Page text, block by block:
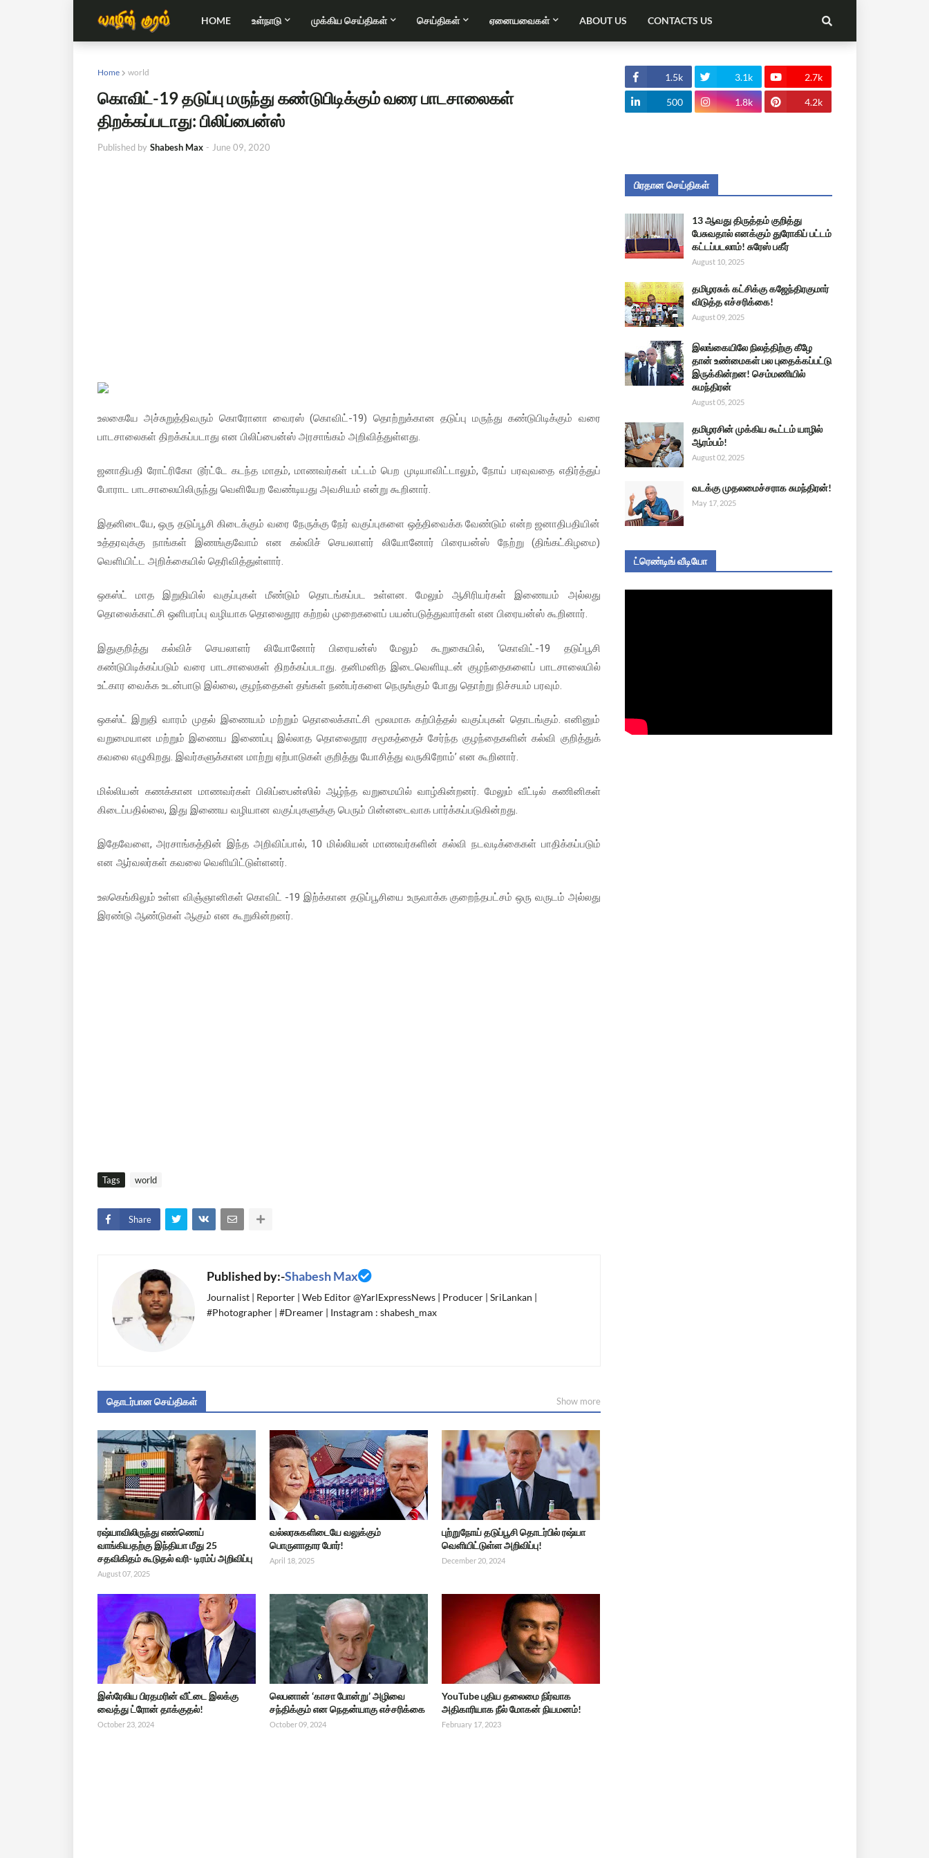
HOME உள்நாடு முக்கிய செய்திகள் செய்திகள் ஏனையவைகள் ABOUT US CONTACTS US
Home world
கொவிட்-19 தடுப்பு மருந்து கண்டுபிடிக்கும் வரை பாடசாலைகள்
திறக்கப்படாது: பிலிப்பைன்ஸ்
Published by Shabesh Max - June 09, 2020
உலகையே அச்சுறுத்திவரும் கொரோனா வைரஸ் (கொவிட்-19) தொற்றுக்கான தடுப்பு மருந்து கண்டுபிடிக்கும் வரை
பாடசாலைகள் திறக்கப்படாது என பிலிப்பைன்ஸ் அரசாங்கம் அறிவித்துள்ளது.
ஜனாதிபதி ரோட்ரிகோ டூர்ட்டே கடந்த மாதம், மாணவர்கள் பட்டம் பெற முடியாவிட்டாலும், நோய் பரவுவதை எதிர்த்துப்
போராட பாடசாலையிலிருந்து வெளியேற வேண்டியது அவசியம் என்று கூறினார்.
இதனிடையே, ஒரு தடுப்பூசி கிடைக்கும் வரை நேருக்கு நேர் வகுப்புகளை ஒத்திவைக்க வேண்டும் என்ற ஜனாதிபதியின்
உத்தரவுக்கு நாங்கள் இணங்குவோம் என கல்விச் செயலாளர் லியோனோர் பிரையன்ஸ் நேற்று (திங்கட்கிழமை)
வெளியிட்ட அறிக்கையில் தெரிவித்துள்ளார்.
ஒகஸ்ட் மாத இறுதியில் வகுப்புகள் மீண்டும் தொடங்கப்பட உள்ளன. மேலும் ஆசிரியர்கள் இணையம் அல்லது
தொலைக்காட்சி ஒளிபரப்பு வழியாக தொலைதூர கற்றல் முறைகளைப் பயன்படுத்துவார்கள் என பிரையன்ஸ் கூறினார்.
இதுகுறித்து கல்விச் செயலாளர் லியோனோர் பிரையன்ஸ் மேலும் கூறுகையில், ‘கொவிட்-19 தடுப்பூசி
கண்டுபிடிக்கப்படும் வரை பாடசாலைகள் திறக்கப்படாது. தனிமனித இடைவெளியுடன் குழந்தைகளைப் பாடசாலையில்
உட்கார வைக்க உடன்பாடு இல்லை, குழந்தைகள் தங்கள் நண்பர்களை நெருங்கும் போது தொற்று நிச்சயம் பரவும்.
ஒகஸ்ட் இறுதி வாரம் முதல் இணையம் மற்றும் தொலைக்காட்சி மூலமாக கற்பித்தல் வகுப்புகள் தொடங்கும். எனினும்
வறுமையான மற்றும் இணைய இணைப்பு இல்லாத தொலைதூர சமூகத்தைச் சேர்ந்த குழந்தைகளின் கல்வி குறித்துக்
கவலை எழுகிறது. இவர்களுக்கான மாற்று ஏற்பாடுகள் குறித்து யோசித்து வருகிறோம்’ என கூறினார்.
மில்லியன் கணக்கான மாணவர்கள் பிலிப்பைன்ஸில் ஆழ்ந்த வறுமையில் வாழ்கின்றனர். மேலும் வீட்டில் கணினிகள்
கிடைப்பதில்லை, இது இணைய வழியான வகுப்புகளுக்கு பெரும் பின்னடைவாக பார்க்கப்படுகின்றது.
இதேவேளை, அரசாங்கத்தின் இந்த அறிவிப்பால், 10 மில்லியன் மாணவர்களின் கல்வி நடவடிக்கைகள் பாதிக்கப்படும்
என ஆர்வலர்கள் கவலை வெளியிட்டுள்ளனர்.
உலகெங்கிலும் உள்ள விஞ்ஞானிகள் கொவிட் -19 இற்க்கான தடுப்பூசியை உருவாக்க குறைந்தபட்சம் ஒரு வருடம் அல்லது
இரண்டு ஆண்டுகள் ஆகும் என கூறுகின்றனர்.
Tags world
Share
Published by:-Shabesh Max
Journalist | Reporter | Web Editor @YarlExpressNews | Producer | SriLankan |
#Photographer | #Dreamer | Instagram : shabesh_max
தொடர்பான செய்திகள் Show more
ரஷ்யாவிலிருந்து எண்ணெய்
வாங்கியதற்கு இந்தியா மீது 25
சதவிகிதம் கூடுதல் வரி- டிரம்ப் அறிவிப்பு
August 07, 2025
வல்லரசுகளிடையே வலுக்கும்
பொருளாதார போர்!
April 18, 2025
புற்றுநோய் தடுப்பூசி தொடர்பில் ரஷ்யா
வெளியிட்டுள்ள அறிவிப்பு!
December 20, 2024
இஸ்ரேலிய பிரதமரின் வீட்டை இலக்கு
வைத்து ட்ரோன் தாக்குதல்!
October 23, 2024
லெபனான் ‘காசா போன்று’ அழிவை
சந்திக்கும் என நெதன்யாகு எச்சரிக்கை
October 09, 2024
YouTube புதிய தலைமை நிர்வாக
அதிகாரியாக நீல் மோகன் நியமனம்!
February 17, 2023
1.5k 3.1k 2.7k
500 1.8k 4.2k
பிரதான செய்திகள்
13 ஆவது திருத்தம் குறித்து
பேசுவதால் எனக்கும் துரோகிப் பட்டம்
கட்டப்படலாம்! சுரேஸ் பகீர்
August 10, 2025
தமிழரசுக் கட்சிக்கு கஜேந்திரகுமார்
விடுத்த எச்சரிக்கை!
August 09, 2025
இலங்கையிலே நிலத்திற்கு கீழே
தான் உண்மைகள் பல புதைக்கப்பட்டு
இருக்கின்றன! செம்மணியில்
சுமந்திரன்
August 05, 2025
தமிழரசின் முக்கிய கூட்டம் யாழில்
ஆரம்பம்!
August 02, 2025
வடக்கு முதலமைச்சராக சுமந்திரன்!
May 17, 2025
ட்ரெண்டிங் வீடியோ